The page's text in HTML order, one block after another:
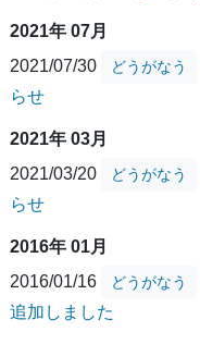
2021年 07月
2021/07/30
どうがなう
らせ
2021年 03月
2021/03/20
どうがなう
らせ
2016年 01月
2016/01/16
どうがなう
追加しました